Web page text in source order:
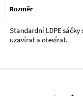
Rozměr
Standardní LDPE
uzavírat a otevírat.